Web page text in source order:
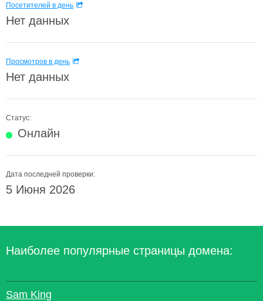
Посетителей в день
Нет данных
Просмотров в день
Нет данных
Статус:
Онлайн
Дата последней проверки:
5 Июня 2026
Наиболее популярные страницы домена:
Sam King